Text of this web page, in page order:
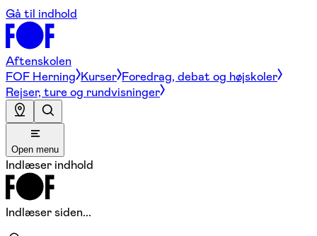
Gå til indhold
Aftenskolen
FOF Herning Kurser Foredrag, debat og højskoler
Rejser, ture og rundvisninger
Open menu
Indlæser indhold
Indlæser siden...